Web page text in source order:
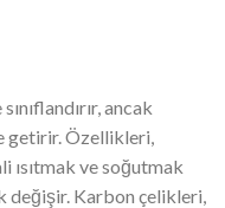
ancak
getirir. Özellikleri,
ısıtmak ve soğutmak
değişir. Karbon çelikleri,